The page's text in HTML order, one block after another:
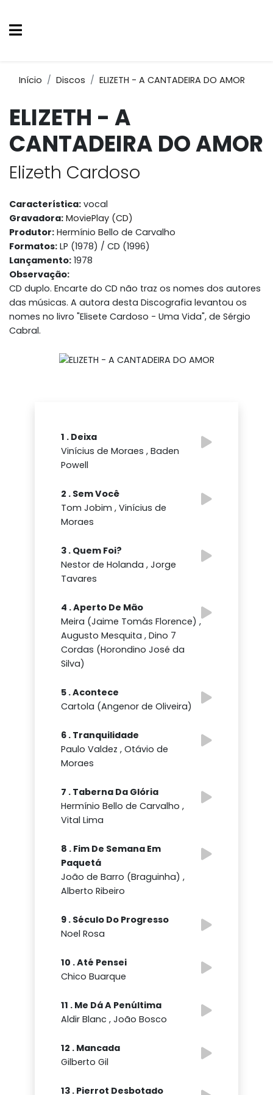
Início Discos ELIZETH - A CANTADEIRA DO AMOR
ELIZETH - A
CANTADEIRA DO AMOR
Elizeth Cardoso
Característica: vocal
Gravadora: MoviePlay (CD)
Produtor: Hermínio Bello de Carvalho
Formatos: LP (1978) / CD (1996)
Lançamento: 1978
Observação:
CD duplo. Encarte do CD não traz os nomes dos autores
das músicas. A autora desta Discografia levantou os
nomes no livro "Elisete Cardoso - Uma Vida", de Sérgio
Cabral.
1 . Deixa
Vinícius de Moraes , Baden
Powell
2 . Sem Você
Tom Jobim , Vinícius de
Moraes
3 . Quem Foi?
Nestor de Holanda , Jorge
Tavares
4 . Aperto De Mão
Meira (Jaime Tomás Florence) ,
Augusto Mesquita , Dino 7
Cordas (Horondino José da
Silva)
5 . Acontece
Cartola (Angenor de Oliveira)
6 . Tranquilidade
Paulo Valdez , Otávio de
Moraes
7 . Taberna Da Glória
Hermínio Bello de Carvalho ,
Vital Lima
8 . Fim De Semana Em
Paquetá
João de Barro (Braguinha) ,
Alberto Ribeiro
9 . Século Do Progresso
Noel Rosa
10 . Até Pensei
Chico Buarque
11 . Me Dá A Penúltima
Aldir Blanc , João Bosco
12 . Mancada
Gilberto Gil
13 . Pierrot Desbotado